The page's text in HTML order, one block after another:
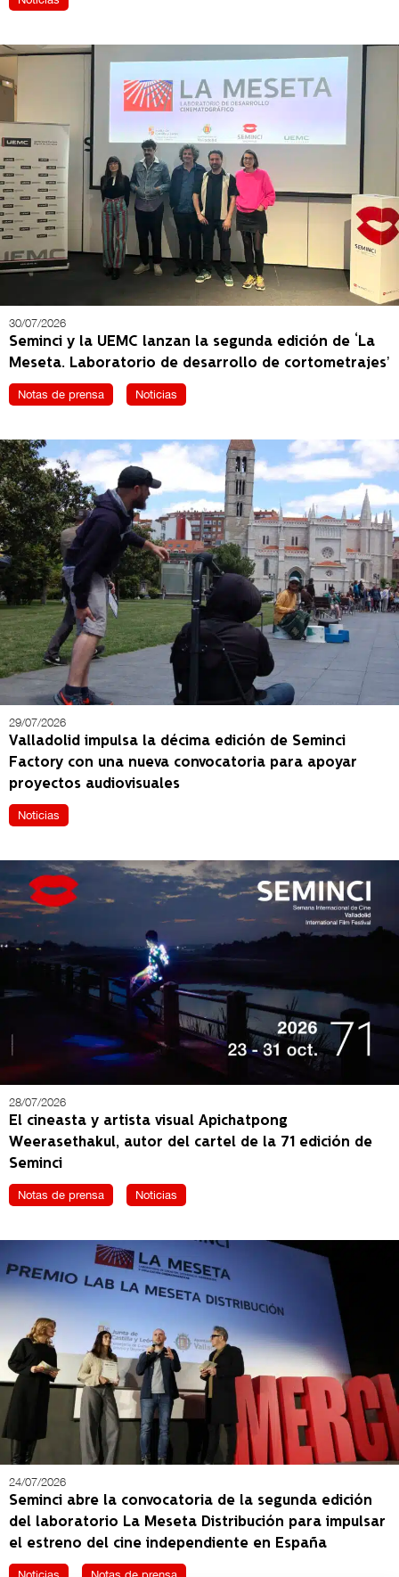
30/07/2026
Seminci y la UEMC lanzan la segunda edición de ‘La
Meseta. Laboratorio de desarrollo de cortometrajes’
Notas de prensa Noticias
29/07/2026
Valladolid impulsa la décima edición de Seminci
Factory con una nueva convocatoria para apoyar
proyectos audiovisuales
Noticias
28/07/2026
El cineasta y artista visual Apichatpong
Weerasethakul, autor del cartel de la 71 edición de
Seminci
Notas de prensa Noticias
24/07/2026
Seminci abre la convocatoria de la segunda edición
del laboratorio La Meseta Distribución para impulsar
el estreno del cine independiente en España